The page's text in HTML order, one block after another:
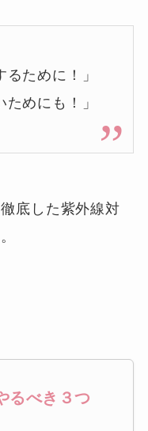
るために！」
ためにも！」
底した紫外線対
るべき３つ